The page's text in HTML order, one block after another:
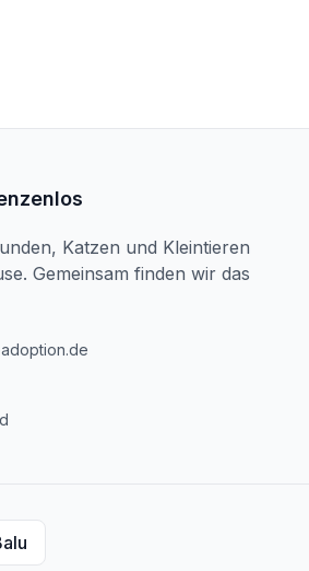
Katzen und Kleintieren
Gemeinsam finden wir das